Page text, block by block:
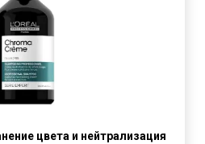
цвета и нейтрализация